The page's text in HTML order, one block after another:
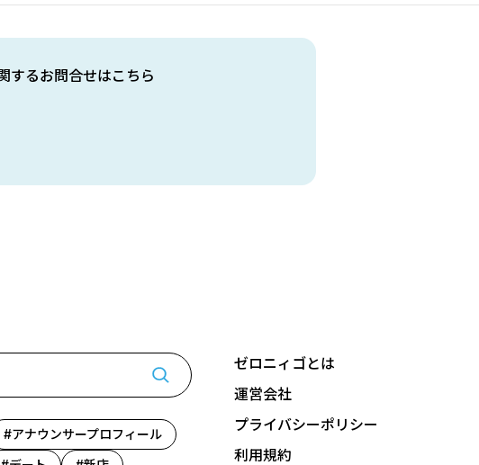
するお問合せはこちら
アナウンサープロフィール
ゼロニィゴとは
運営会社
プライバシーポリシー
利用規約